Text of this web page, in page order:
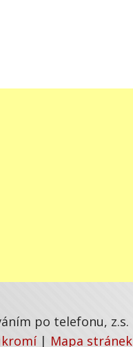
po telefonu, z.s.
| Mapa stránek